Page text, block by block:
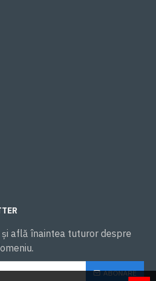
află înaintea tuturor despre
ABONARE